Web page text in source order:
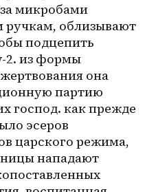
микробами
ручкам, облизывают
подцепить
2. из формы
она
партию
господ. как прежде
эсеров
царского режима,
нападают